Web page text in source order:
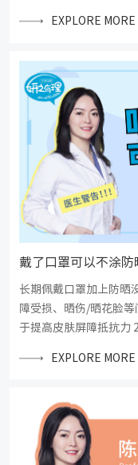
EXPLORE MORE
戴了口罩可以不涂防
长期佩戴口罩加上防晒
障受损、晒伤/晒花脸
于提高皮肤屏障抵抗力
EXPLORE MORE